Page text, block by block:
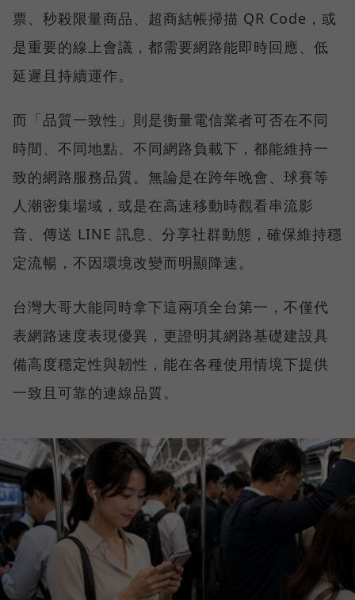
票、秒殺限量商品、超商結帳掃描 QR Code，或
是重要的線上會議，都需要網路能即時回應、低
延遲且持續運作。
而「品質一致性」則是衡量電信業者可否在不同
時間、不同地點、不同網路負載下，都能維持一
致的網路服務品質。無論是在跨年晚會、球賽等
人潮密集場域，或是在高速移動時觀看串流影
音、傳送 LINE 訊息、分享社群動態，確保維持穩
定流暢，不因環境改變而明顯降速。
台灣大哥大能同時拿下這兩項全台第一，不僅代
表網路速度表現優異，更證明其網路基礎建設具
備高度穩定性與韌性，能在各種使用情境下提供
一致且可靠的連線品質。